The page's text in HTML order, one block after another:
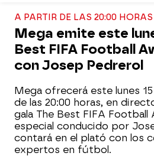
A PARTIR DE LAS 20:00 HORAS
Mega emite este
Best FIFA Football
con Josep Pedrerol
Mega ofrecerá este lunes
de las 20:00 horas, en
gala The Best FIFA Football
especial conducido por
contará en el plató con los
expertos en fútbol.